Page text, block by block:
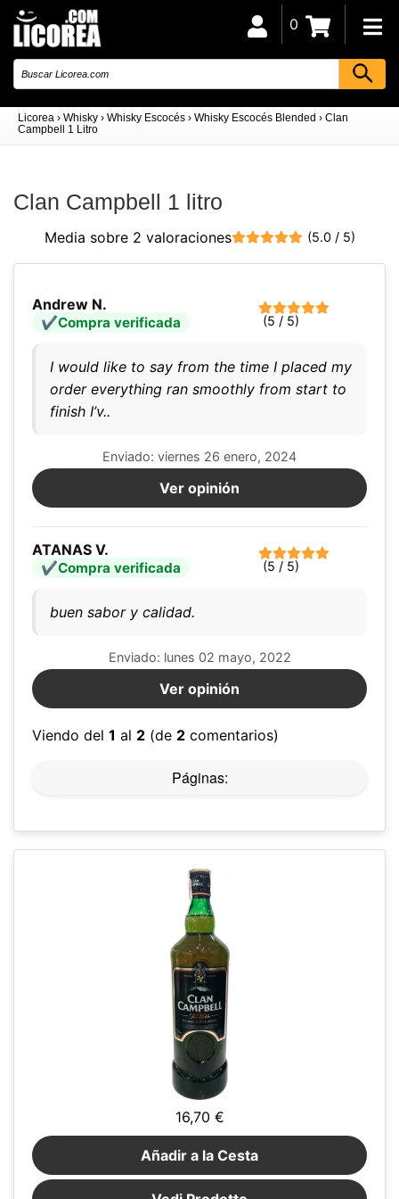
Licorea › Whisky › Whisky Escocés › Whisky Escocés Blended › Clan
Campbell 1 Litro
0
Clan Campbell 1 litro
Media sobre 2 valoraciones (5.0 / 5)
Andrew N.
Compra verificada (5 / 5)
I would like to say from the time I placed my
order everything ran smoothly from start to
finish I’v..
Enviado: viernes 26 enero, 2024
Ver opinión
ATANAS V.
Compra verificada (5 / 5)
buen sabor y calidad.
Enviado: lunes 02 mayo, 2022
Ver opinión
Viendo del 1 al 2 (de 2 comentarios)
Páginas:
16,70 €
Añadir a la Cesta